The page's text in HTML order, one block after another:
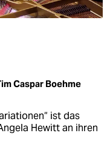
Caspar Boehme
ist das
Hewitt an ihren